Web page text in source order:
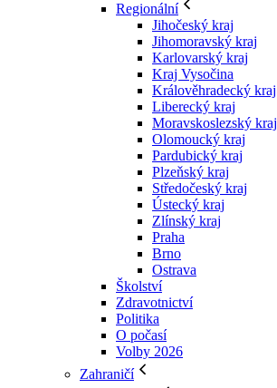
Regionální
Jihočeský kraj
Jihomoravský kraj
Karlovarský kraj
Kraj Vysočina
Králověhradecký kraj
Liberecký kraj
Moravskoslezský kraj
Olomoucký kraj
Pardubický kraj
Plzeňský kraj
Středočeský kraj
Ústecký kraj
Zlínský kraj
Praha
Brno
Ostrava
Školství
Zdravotnictví
Politika
O počasí
Volby 2026
Zahraničí